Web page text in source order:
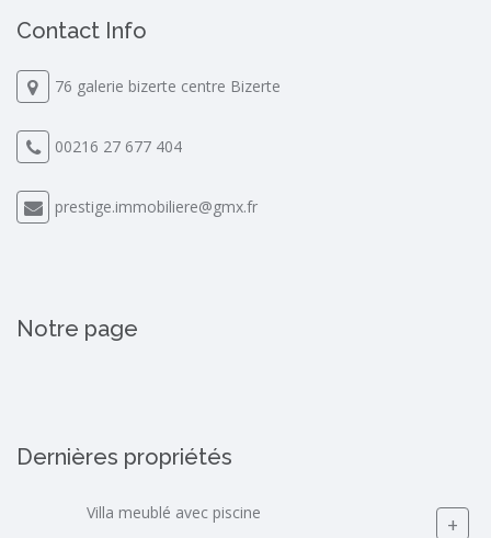
Contact Info
76 galerie bizerte centre Bizerte
00216 27 677 404
prestige.immobiliere@gmx.fr
Notre page
Dernières propriétés
Villa meublé avec piscine +